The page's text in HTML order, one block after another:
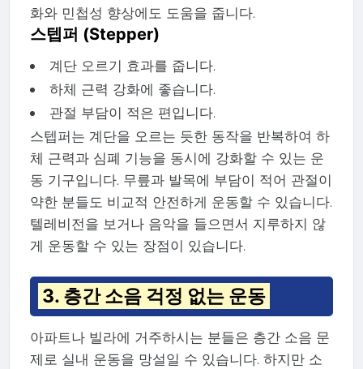
화와 민첩성 향상에도 도움을 줍니다.
스텝퍼 (Stepper)
계단 오르기 효과를 줍니다.
하체 근력 강화에 좋습니다.
관절 부담이 적은 편입니다.
스텝퍼는 계단을 오르는 듯한 동작을 반복하여 하
체 근력과 심폐 기능을 동시에 강화할 수 있는 운
동 기구입니다. 무릎과 발목에 부담이 적어 관절이
약한 분들도 비교적 안전하게 운동할 수 있습니다.
텔레비전을 보거나 음악을 들으면서 지루하지 않
게 운동할 수 있는 장점이 있습니다.
3. 층간 소음 걱정 없는 운동
아파트나 빌라에 거주하시는 분들은 층간 소음 문
제로 실내 운동을 망설일 수 있습니다. 하지만 소